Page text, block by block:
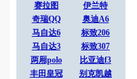
赛拉图
伊兰特
奇瑞QQ
奥迪A6
马自达6
标致206
马自达3
标致307
两厢polo
比亚迪f3
丰田皇冠
别克凯越